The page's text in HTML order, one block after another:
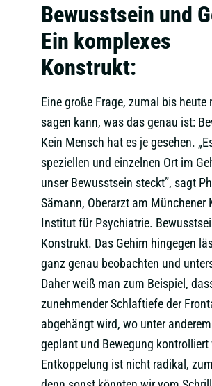
Bewusstsein und
Ein komplexes
Konstrukt:
Eine große Frage, zumal bis heute
sagen kann, was das genau ist:
Kein Mensch hat es je gesehen.
speziellen und einzelnen Ort im
unser Bewusstsein steckt”, sagt
Sämann, Oberarzt am Münchener
Institut für Psychiatrie.
Konstrukt. Das Gehirn hingegen
ganz genau beobachten und
Daher weiß man zum Beispiel,
zunehmender Schlaftiefe der
abgehängt wird, wo unter
geplant und Bewegung kontrolliert
Entkoppelung ist nicht radikal,